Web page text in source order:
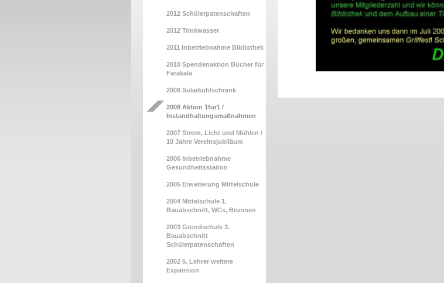
2012 Schülerpatenschaften
2012 Trinkwasser
2011 Inbetriebnahme Bibliothek
2010 Spendenaktion Bücher für
Farakala
2009 Solarkühlschrank
2008 Aktion 1für1 /
Instandhaltungsmaßnahmen
2007 Strom, Licht und Mühlen /
10 Jahre Vereinsjubiläum
2006 Inbetriebnahme
Gesundheitsstation
2005 Erweiterung Mittelschule
2004 Mittelschule 1.
Bauabschnitt, WCs, Brunnen
2003 Grundschule 3.
Bauabschnitt
Schülerpatenschaften
2002 5. Lehrer weitere
Expansion